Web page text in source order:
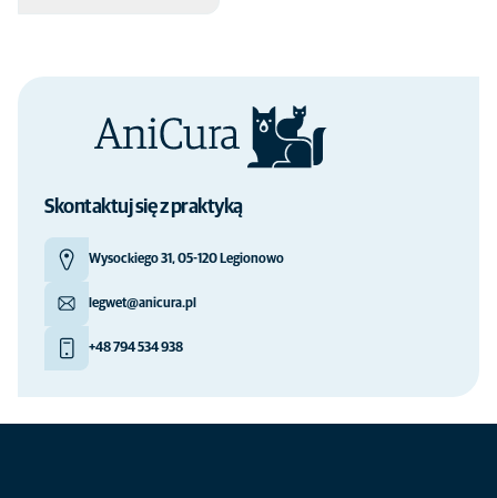
Skontaktuj się z praktyką
Wysockiego 31, 05-120 Legionowo
legwet@anicura.pl
+48 794 534 938